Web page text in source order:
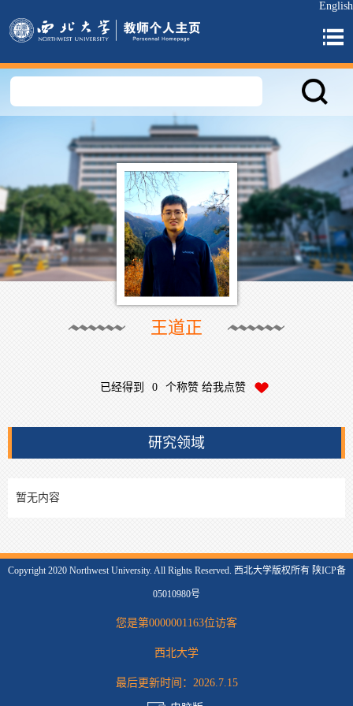
English
王道正
已经得到 0 个称赞 给我点赞
研究领域
暂无内容
Copyright 2020 Northwest University. All Rights Reserved. 西北大学版权所有 陕ICP备
05010980号
您是第0000001163位访客
西北大学
最后更新时间： 2026.7.15